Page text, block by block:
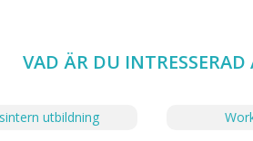
VAD ÄR DU INTRESSERAD
utbildning